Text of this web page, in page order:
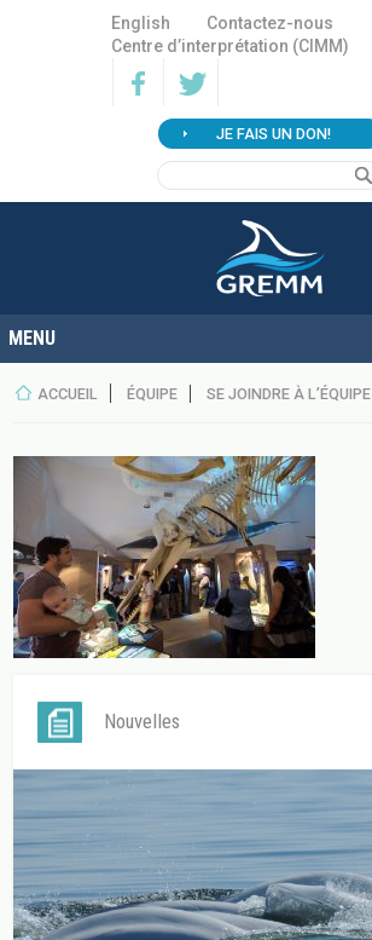
English
Contactez-nous
Centre d’interprétation (CIMM)
JE FAIS UN DON!
ACCUEIL ÉQUIPE SE JOINDRE À L’ÉQUIPE
Nouvelles